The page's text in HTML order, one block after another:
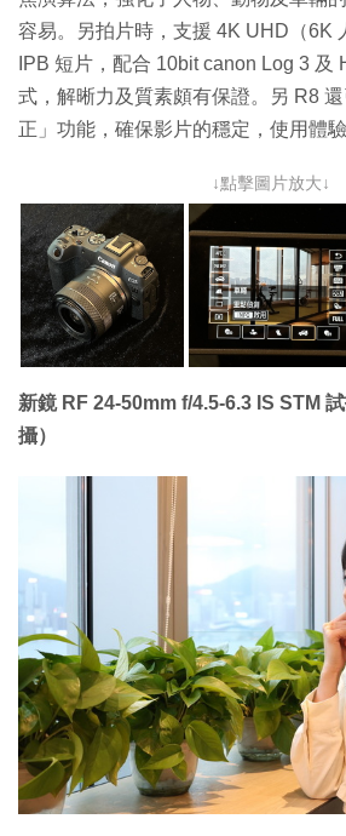
容易。另拍片時，支援 4K UHD（6K
IPB 短片，配合 10bit canon Log 3
式，解晰力及質素頗有保證。另 R8
正」功能，確保影片的穩定，使用體驗
↓點擊圖片放大↓
新鏡 RF 24-50mm f/4.5-6.3 IS STM
攝）